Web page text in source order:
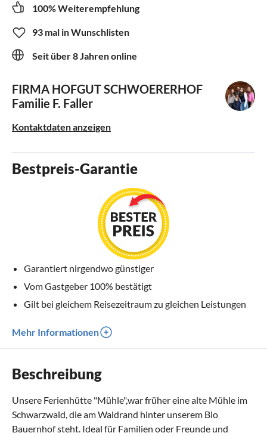
100% Weiterempfehlung
93 mal in Wunschlisten
Seit über 8 Jahren online
FIRMA HOFGUT SCHWOERERHOF
Familie F. Faller
Kontaktdaten anzeigen
Bestpreis-Garantie
Garantiert nirgendwo günstiger
Vom Gastgeber 100% bestätigt
Gilt bei gleichem Reisezeitraum zu gleichen Leistungen
Mehr Informationen
Beschreibung
Unsere Ferienhütte "Mühle",war früher eine alte Mühle im
Schwarzwald, die am Waldrand hinter unserem Bio
Bauernhof steht. Ideal für Familien oder Freunde und